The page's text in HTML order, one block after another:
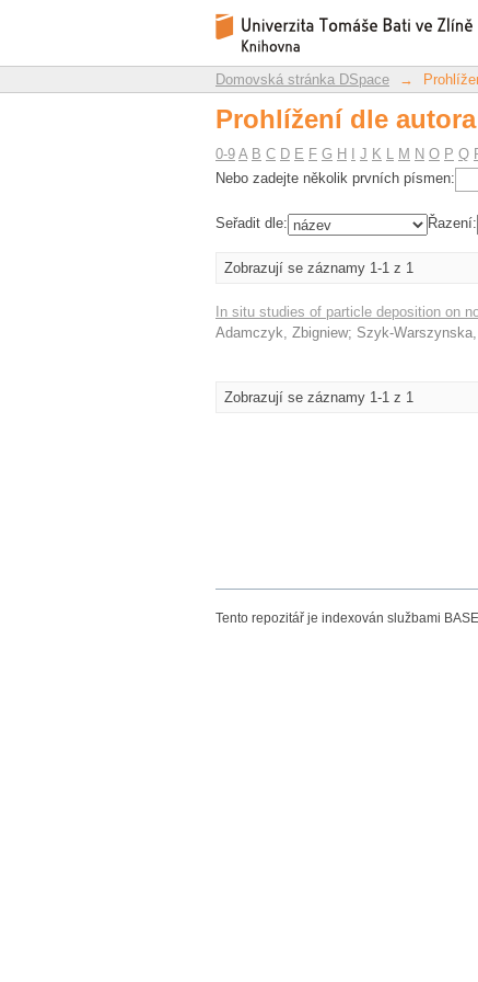
Prohlížení dle
Repozitář DSpace/Manakin
Domovská stránka DSpace →
Prohlížení dle
0-9 A B C D E F G H J K L M N O P Q
Nebo zadejte několik prvních písmen:
Seřadit dle: Řazení:
Zobrazují se záznamy 1-1 z 1
In situ studies of particle deposition on
Adamczyk, Zbigniew; Szyk-
Zobrazují se záznamy 1-1 z 1
Tento repozitář je indexován službami